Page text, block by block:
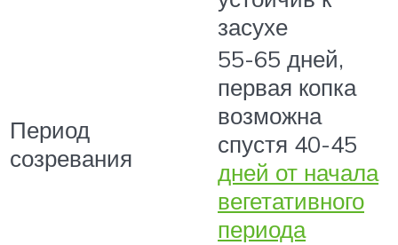
засухе
Период
созревания
55-65 дней,
первая копка
возможна
спустя 40-45
дней от начала
вегетативного
периода